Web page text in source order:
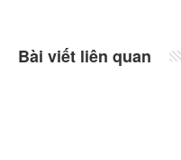
Bài viết liên quan